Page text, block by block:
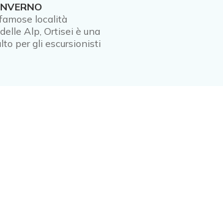
località
Alp, Ortisei è una
per gli escursionisti